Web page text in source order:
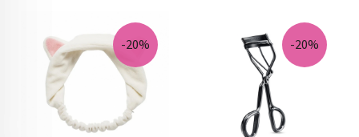
-20% -20%